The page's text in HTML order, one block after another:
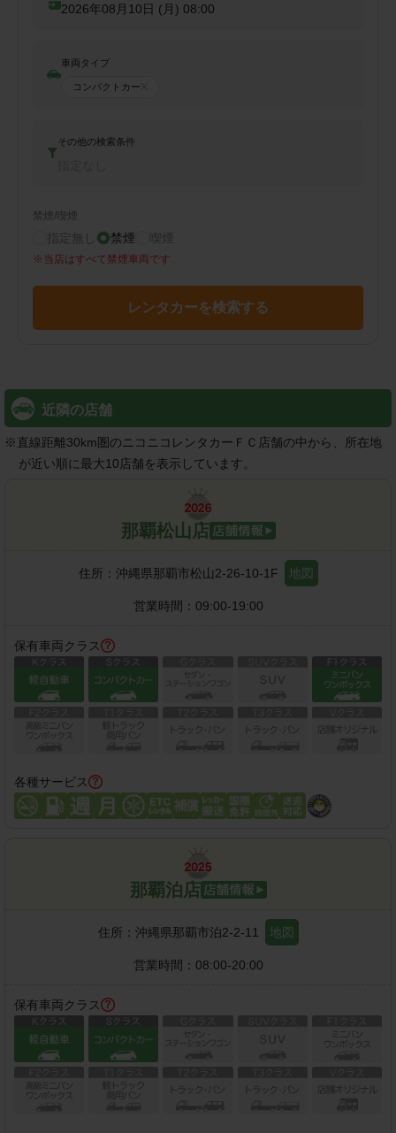
2026年08月10日 (月) 08:00
車両タイプ
コンパクトカー
その他の検索条件
禁煙/喫煙
指定無し 禁煙 喫煙
※ 当店はすべて禁煙車両です
レンタカーを検索する
近隣の店舗
※直線距離30km圏のニコニコレンタカーＦＣ店舗の中から、所在地
が近い順に最大10店舗を表示しています。
那覇松山店
住所： 沖縄県那覇市松山2-26-10-1F 地図
営業時間： 09:00-19:00
保有車両クラス
各種サービス
那覇泊店
住所： 沖縄県那覇市泊2-2-11 地図
営業時間： 08:00-20:00
保有車両クラス